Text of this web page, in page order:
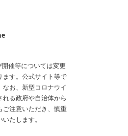
催等については変更
す。公式サイト等で
お、新型コロナウイ
る政府や自治体から
注意いただき、慎重
たします。